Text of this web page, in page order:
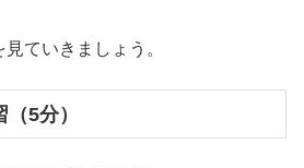
ていきましょう。
5分）